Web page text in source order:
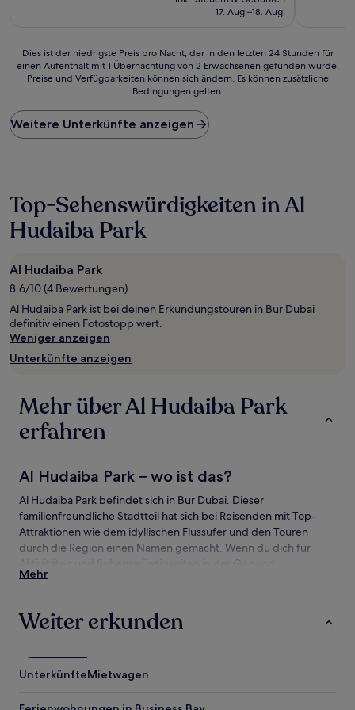
beträgt
17. Aug.–18. Aug.
Dies
ist
Preis
pro
Nacht,
letzten
24 Stunden
für
einen
mit
1 Übernachtung
von
2 Erwachsenen
gefunden
wurde.
Preise
und
können
sich
ändern.
Bedingungen
gelten.
Dies ist der niedrigste Preis pro Nacht, der in den letzten 24 Stunden für
einen Aufenthalt mit 1 Übernachtung von 2 Erwachsenen gefunden wurde.
Preise und Verfügbarkeiten können sich ändern. Es können zusätzliche
Bedingungen gelten.
Weitere Unterkünfte anzeigen
Top-Sehenswürdigkeiten in Al
Hudaiba Park
Al Hudaiba Park
8.6/10 (4 Bewertungen)
Al Hudaiba Park ist bei deinen Erkundungstouren in Bur Dubai
definitiv einen Fotostopp wert.
Weniger anzeigen
Unterkünfte anzeigen
Mehr über Al Hudaiba Park
erfahren
Al Hudaiba Park – wo ist das?
Al Hudaiba Park befindet sich in Bur Dubai. Dieser
familienfreundliche Stadtteil hat sich bei Reisenden mit Top-
Attraktionen wie dem idyllischen Flussufer und den Touren
durch die Region einen Namen gemacht. Wenn du dich für
interessierst, wie wäre es mit einem Besuch bei diesen
Sehenswürdigkeiten und Aktivitäten nahe
Sehenswürdigkeiten nahe Al Hudaiba Park
Burj Khalifa
Mehr
Weiter erkunden
UnterkünfteMietwagen